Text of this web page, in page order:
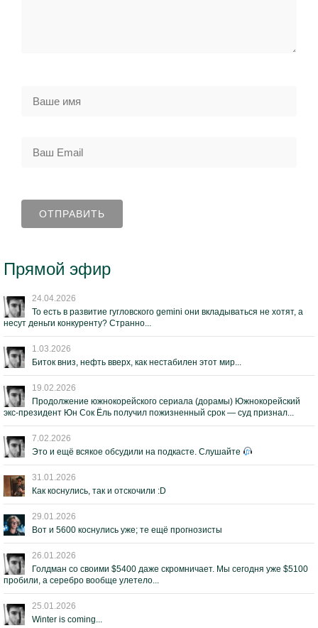
Прямой эфир
24.04.2026
То есть в развитие гугловского gemini они вкладываться не хотят, а
несут деньги конкуренту? Странно...
1.03.2026
Биток вниз, нефть вверх, как нестабилен этот мир...
19.02.2026
Продолжение южнокорейского сериала (дорамы) Южнокорейский
экс-президент Юн Сок Ёль получил пожизненный срок — суд признал...
7.02.2026
Это и ещё всякое обсудили на подкасте. Слушайте
31.01.2026
Как коснулись, так и отскочили :D
29.01.2026
Вот и 5600 коснулись уже; те ещё прогнозисты
26.01.2026
Голдман со своими $5400 даже скромничает. Мы сегодня уже $5100
пробили, а серебро вообще улетело...
25.01.2026
Winter is coming...